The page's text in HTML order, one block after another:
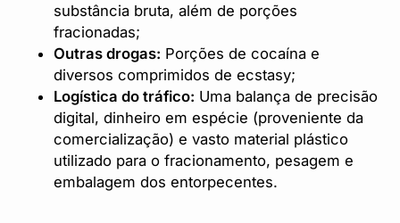
substância bruta, além de porções
fracionadas;
Outras drogas: Porções de cocaína e
diversos comprimidos de ecstasy;
Logística do tráfico: Uma balança de precisão
digital, dinheiro em espécie (proveniente da
comercialização) e vasto material plástico
utilizado para o fracionamento, pesagem e
embalagem dos entorpecentes.